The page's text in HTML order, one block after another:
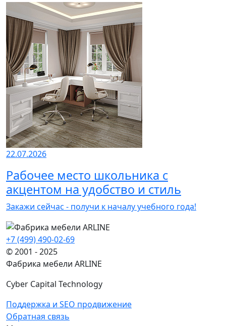
22.07.2026
Рабочее место школьника с
акцентом на удобство и стиль
Закажи сейчас - получи к началу учебного года!
+7 (499) 490-02-69
© 2001 - 2025
Фабрика мебели ARLINE
Cyber Capital Technology
Поддержка и SEO продвижение
Обратная связь